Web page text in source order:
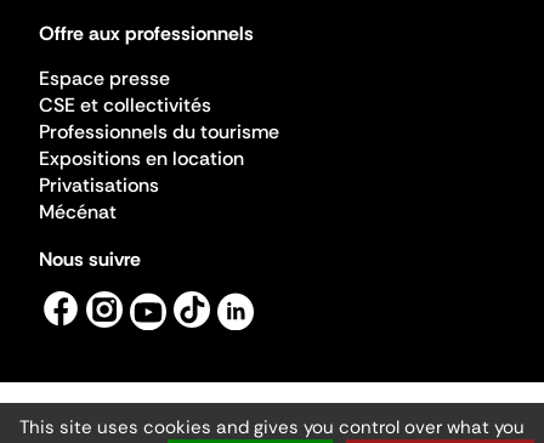
Offre aux professionnels
Espace presse
CSE et collectivités
Professionnels du tourisme
Expositions en location
Privatisations
Mécénat
Nous suivre
Mentions légales
This site uses cookies and gives you control over what you